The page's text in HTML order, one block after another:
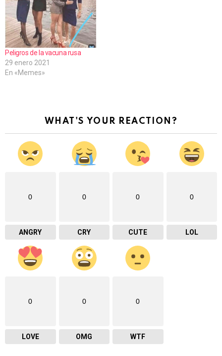
Peligros de la vacuna rusa
29 enero 2021
En «Memes»
WHAT'S YOUR REACTION?
0
ANGRY
0
CRY
0
CUTE
0
LOL
0
LOVE
0
OMG
0
WTF